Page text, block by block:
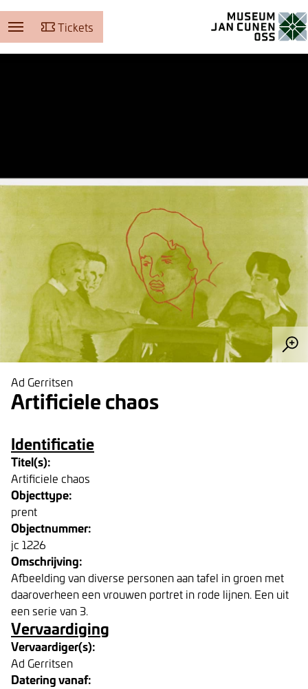
Tickets
Ad Gerritsen
Artificiele chaos
Identificatie
Titel(s):
Artificiele chaos
Objecttype:
prent
Objectnummer:
jc 1226
Omschrijving:
Afbeelding van diverse personen aan tafel in groen met
daaroverheen een vrouwen portret in rode lijnen. Een uit
een serie van 3.
Vervaardiging
Vervaardiger(s):
Ad Gerritsen
Datering vanaf: